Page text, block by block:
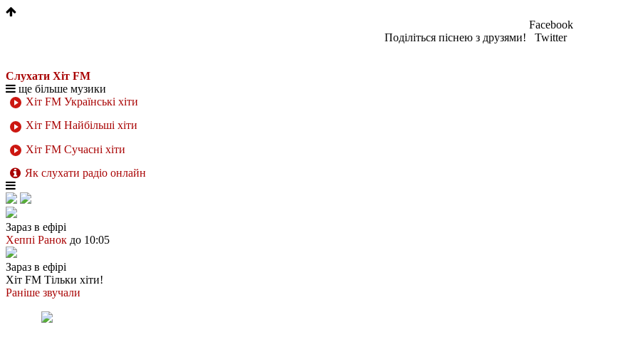
Поділіться піснею з друзями!
Facebook
Twitter
Слухати Хіт FM
ще більше музики
Хіт FM Українські хіти
Хіт FM Найбільші хіти
Хіт FM Сучасні хіти
Як слухати радіо онлайн
Зараз в ефірі
Хеппі Ранок до 10:05
Зараз в ефірі
Хіт FM Тільки хіти!
Раніше звучали